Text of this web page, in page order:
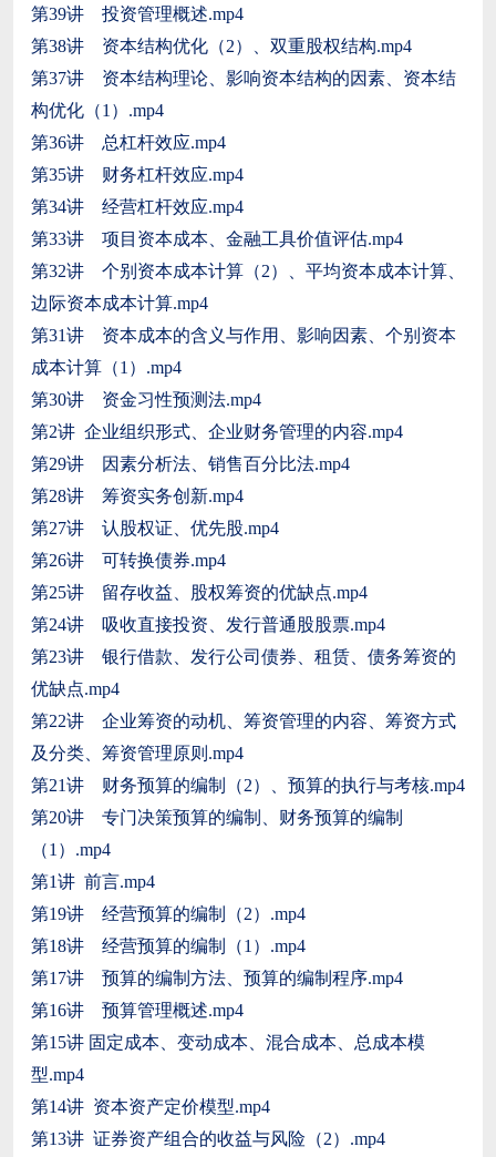
第39讲 投资管理概述.mp4
第38讲 资本结构优化（2）、双重股权结构.mp4
第37讲 资本结构理论、影响资本结构的因素、资本结
构优化（1）.mp4
第36讲 总杠杆效应.mp4
第35讲 财务杠杆效应.mp4
第34讲 经营杠杆效应.mp4
第33讲 项目资本成本、金融工具价值评估.mp4
第32讲 个别资本成本计算（2）、平均资本成本计算、
边际资本成本计算.mp4
第31讲 资本成本的含义与作用、影响因素、个别资本
成本计算（1）.mp4
第30讲 资金习性预测法.mp4
第2讲 企业组织形式、企业财务管理的内容.mp4
第29讲 因素分析法、销售百分比法.mp4
第28讲 筹资实务创新.mp4
第27讲 认股权证、优先股.mp4
第26讲 可转换债券.mp4
第25讲 留存收益、股权筹资的优缺点.mp4
第24讲 吸收直接投资、发行普通股股票.mp4
第23讲 银行借款、发行公司债券、租赁、债务筹资的
优缺点.mp4
第22讲 企业筹资的动机、筹资管理的内容、筹资方式
及分类、筹资管理原则.mp4
第21讲 财务预算的编制（2）、预算的执行与考核.mp4
第20讲 专门决策预算的编制、财务预算的编制
（1）.mp4
第1讲 前言.mp4
第19讲 经营预算的编制（2）.mp4
第18讲 经营预算的编制（1）.mp4
第17讲 预算的编制方法、预算的编制程序.mp4
第16讲 预算管理概述.mp4
第15讲 固定成本、变动成本、混合成本、总成本模
型.mp4
第14讲 资本资产定价模型.mp4
第13讲 证券资产组合的收益与风险（2）.mp4